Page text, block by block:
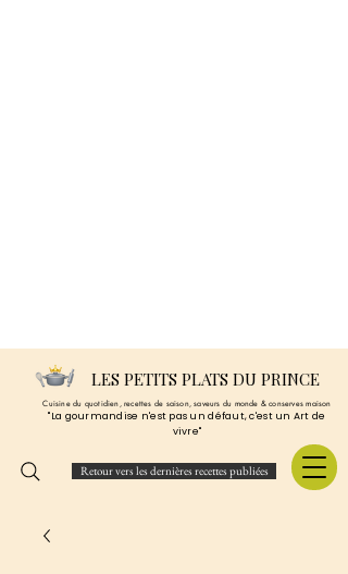
LES PETITS PLATS DU PRINCE
Cuisine du quotidien, recettes de saison, saveurs du monde & conserves maison
"La gourmandise n'est pas un défaut, c'est un Art de
vivre"
Retour vers les dernières recettes publiées